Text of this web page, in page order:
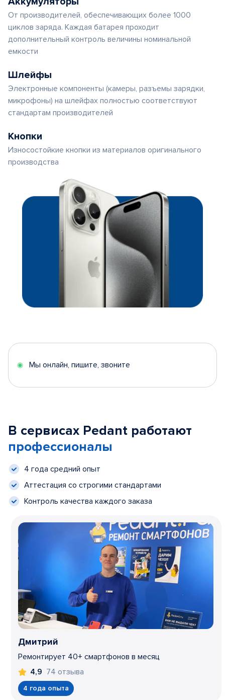
От производителей, обеспечивающих более 1000
циклов заряда. Каждая батарея проходит
дополнительный контроль величины номинальной
емкости
Шлейфы
Электронные компоненты (камеры, разъемы зарядки,
микрофоны) на шлейфах полностью соответствуют
стандартам производителей
Кнопки
Износостойкие кнопки из материалов оригинального
производства
Мы онлайн, пишите, звоните
В сервисах Pedant работают
профессионалы
4 года средний опыт
Аттестация со строгими стандартами
Контроль качества каждого заказа
Дмитрий
Ремонтирует 40+ смартфонов в месяц
4,9 74 отзыва
4 года опыта